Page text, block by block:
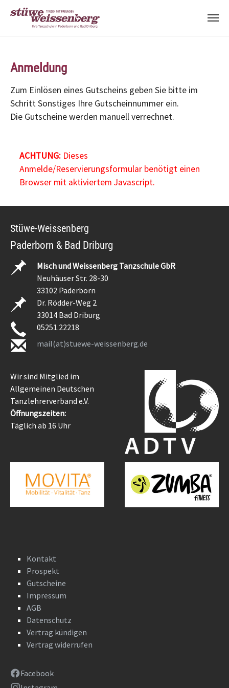
Anmeldung
Zum Einlösen eines Gutscheins geben Sie bitte im
Schritt Sonstiges Ihre Gutscheinnummer ein.
Die Gutscheine werden manuell verrechnet.
ACHTUNG:Dieses
Anmelde/Reservierungsformular benötigt einen
Browser mit aktiviertem Javascript.
Stüwe-Weissenberg
Paderborn & Bad Driburg
Misch und Weissenberg Tanzschule GbR
Neuhäuser Str. 28-30
33102 Paderborn
Dr. Rödder-Weg 2
33014 Bad Driburg
05251.22218
mail(at)stuewe-weissenberg.de
Wir sind Mitglied im
Allgemeinen Deutschen
Tanzlehrerverband e.V.
Öffnungszeiten:
Täglich ab 16 Uhr
Kontakt
Prospekt
Gutscheine
Impressum
AGB
Datenschutz
Vertrag kündigen
Vertrag widerrufen
Facebook